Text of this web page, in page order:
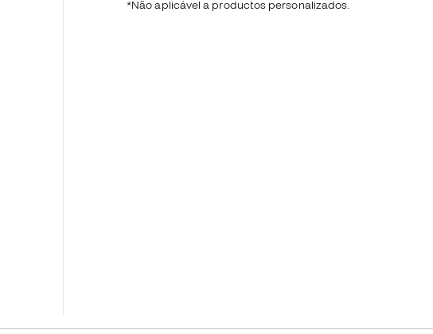
*Não aplicável a productos personalizados.